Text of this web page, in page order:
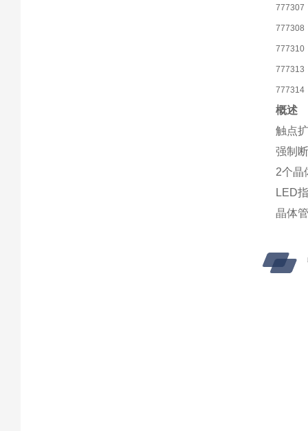
777307
777308
777310
777313
777314
概述
触点
强制
2个晶
LED
晶体